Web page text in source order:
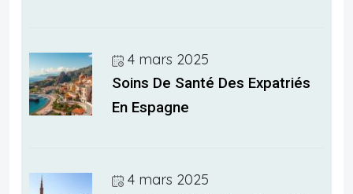
4 mars 2025
Soins De Santé Des Expatriés
En Espagne
4 mars 2025